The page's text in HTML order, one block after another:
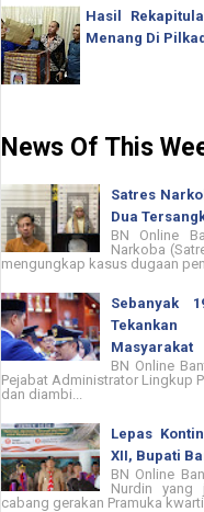
Hasil
Menang Di
News Of This
Satres
Dua
BN Online
Narkoba
mengungkap kasus dugaan
Sebanyak
Tekankan
Masyarakat
BN Online
Pejabat Administrator Lingkup
dan diambi...
Lepas
XII, Bupati
BN Online
Nurdin yang
cabang gerakan Pramuka kwartir